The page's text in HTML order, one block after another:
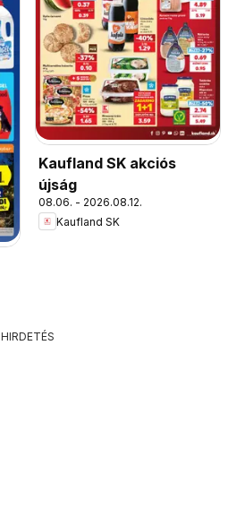
Kaufland SK akciós
újság
08.06. - 2026.08.12.
Kaufland SK
HIRDETÉS